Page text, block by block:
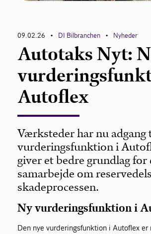
09.02.26 • DI Bilbranchen • Nyheder
Autotaks Nyt:
Autoflex
Værksteder har nu adgang
vurderingsfunktion i
giver et bedre grundlag for
samarbejde om
skadeprocessen.
Ny vurderingsfunktion i
Den nye vurderingsfunktion i Autoflex